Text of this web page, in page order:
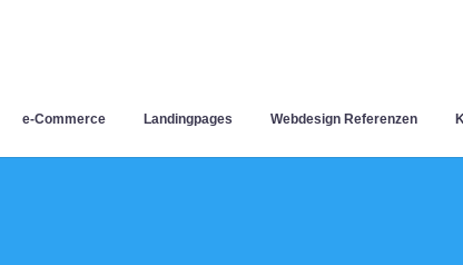
e-Commerce Landingpages Webdesign Referenzen